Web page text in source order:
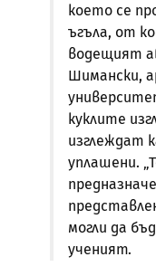
което се
ъгъла, от
водещият
Шимански,
куклите
изглеждат
уплашени.
могли да
ученият.